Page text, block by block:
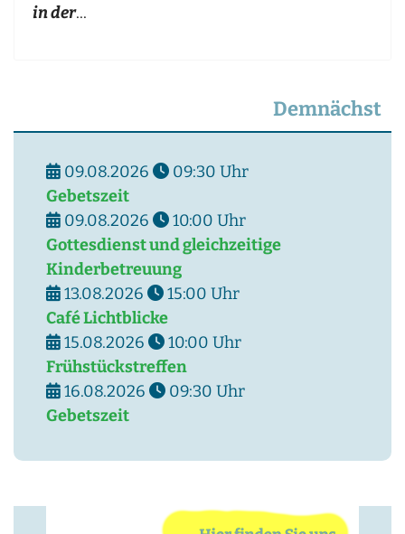
in der...
Demnächst
09.08.2026 09:30 Uhr
Gebetszeit
09.08.2026
10:00 Uhr
Gottesdienst und gleichzeitige
Kinderbetreuung
13.08.2026
15:00 Uhr
Café Lichtblicke
15.08.2026
10:00 Uhr
Frühstückstreffen
16.08.2026
09:30 Uhr
Gebetszeit